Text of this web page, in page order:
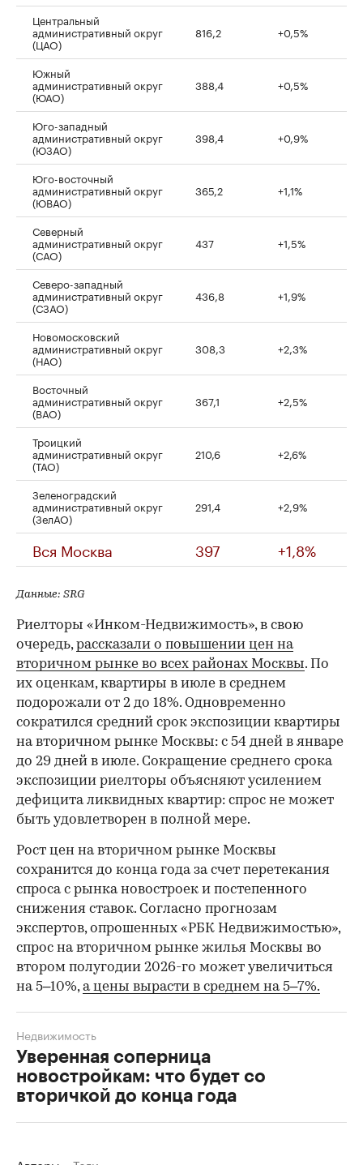
Центральный
административный округ
(ЦАО)
816,2 +0,5%
Южный
административный округ
(ЮАО)
388,4 +0,5%
Юго-западный
административный округ
(ЮЗАО)
398,4 +0,9%
Юго-восточный
административный округ
(ЮВАО)
365,2 +1,1%
Северный
административный округ
(САО)
437 +1,5%
Северо-западный
административный округ
(СЗАО)
436,8 +1,9%
Новомосковский
административный округ
(НАО)
308,3 +2,3%
Восточный
административный округ
(ВАО)
367,1 +2,5%
Троицкий
административный округ
(ТАО)
210,6 +2,6%
Зеленоградский
административный округ
(ЗелАО)
291,4 +2,9%
Вся Москва 397 +1,8%
Данные: SRG
Риелторы «Инком-Недвижимость», в свою
очередь,рассказали о повышении цен на
вторичном рынке во всех районах Москвы. По
их оценкам, квартиры в июле в среднем
подорожали от 2 до 18%. Одновременно
сократился средний срок экспозиции квартиры
на вторичном рынке Москвы: с 54 дней в январе
до 29 дней в июле. Сокращение среднего срока
экспозиции риелторы объясняют усилением
дефицита ликвидных квартир: спрос не может
быть удовлетворен в полной мере.
Рост цен на вторичном рынке Москвы
сохранится до конца года за счет перетекания
спроса с рынка новостроек и постепенного
снижения ставок. Согласно прогнозам
экспертов, опрошенных «РБК Недвижимостью»,
спрос на вторичном рынке жилья Москвы во
втором полугодии 2026-го может увеличиться
на 5–10%,а цены вырасти в среднем на 5–7%.
Уверенная соперница
новостройкам: что будет со
вторичкой до конца года
Недвижимость